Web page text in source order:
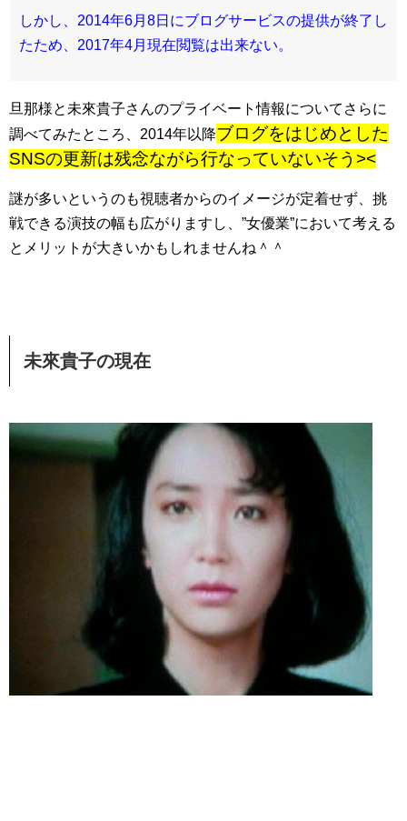
しかし、2014年6月8日にブログサービスの提供が終了し
たため、2017年4月現在閲覧は出来ない。
旦那様と未來貴子さんのプライベート情報についてさらに
調べてみたところ、2014年以降ブログをはじめとした
SNSの更新は残念ながら行なっていないそう><
謎が多いというのも視聴者からのイメージが定着せず、挑
戦できる演技の幅も広がりますし、”女優業”において考える
とメリットが大きいかもしれませんね＾＾
未來貴子の現在